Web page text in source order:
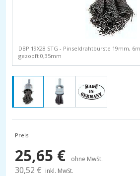
DBP 19X28 STG - Pinseldrahtbürste 19mm,
gezopft 0,35mm
Preis
25,65 € ohne MwSt.
30,52 € inkl. MwSt.